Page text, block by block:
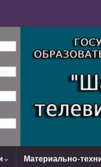
Материально-